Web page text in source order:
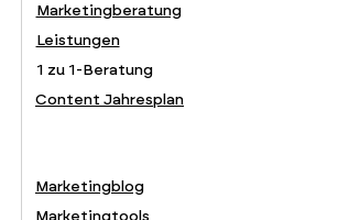
Marketingberatung
Leistungen
1 zu 1-Beratung
Content Jahresplan
Marketingblog